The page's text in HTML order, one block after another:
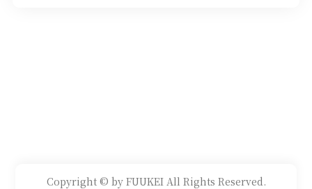
Copyright © by FUUKEI All Rights Reserved.